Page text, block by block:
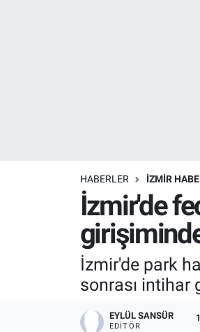
HABERLER İZMİR
İzmir'de
İzmir'de park
sonrası intihar
EYLÜL SANSÜR
EDITÖR